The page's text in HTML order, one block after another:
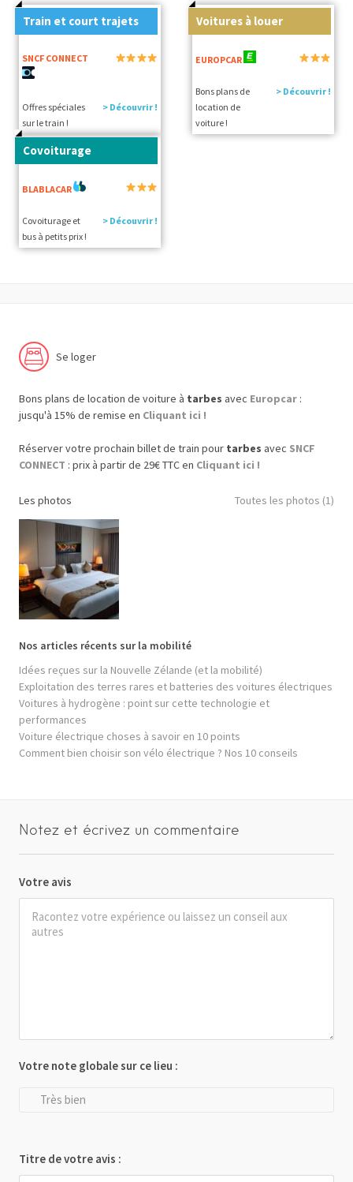
Train et court trajets
SNCF CONNECT
Offres spéciales
sur le train !
> Découvrir !
Voitures à louer
EUROPCAR
Bons plans de
location de
voiture !
> Découvrir !
Covoiturage
BLABLACAR
Covoiturage et
bus à petits prix !
> Découvrir !
Se loger
Bons plans de location de voiture à tarbes avec Europcar :
jusqu'à 15% de remise en Cliquant ici !
Réserver votre prochain billet de train pour tarbes avec SNCF
CONNECT : prix à partir de 29€ TTC en Cliquant ici !
Les photos Toutes les photos (1)
Nos articles récents sur la mobilité
Idées reçues sur la Nouvelle Zélande (et la mobilité)
Exploitation des terres rares et batteries des voitures électriques
Voitures à hydrogène : point sur cette technologie et
performances
Voiture électrique choses à savoir en 10 points
Comment bien choisir son vélo électrique ? Nos 10 conseils
Notez et écrivez un commentaire
Votre avis
Votre note globale sur ce lieu :
Très bien
Titre de votre avis :